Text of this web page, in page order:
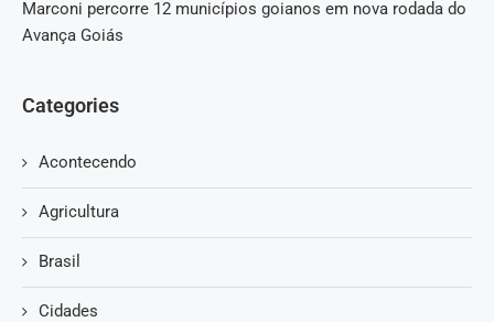
Marconi percorre 12 municípios goianos em nova rodada do
Avança Goiás
Categories
Acontecendo
Agricultura
Brasil
Cidades